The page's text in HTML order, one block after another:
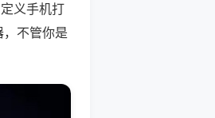
义手机打
不管你是